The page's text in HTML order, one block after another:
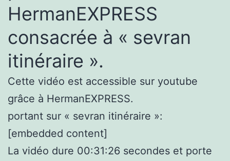
HermanEXPRESS
consacrée à « sevran
itinéraire ».
Cette vidéo est accessible sur youtube
grâce à HermanEXPRESS.
portant sur « sevran itinéraire »:
[embedded content]
La vidéo dure 00:31:26 secondes et porte